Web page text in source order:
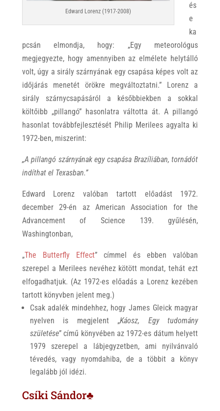
Edward Lorenz (1917-2008)
és
e
ka
pcsán elmondja, hogy: „Egy meteorológus
megjegyezte, hogy amennyiben az elmélete helytálló
volt, úgy a sirály szárnyának egy csapása képes volt az
időjárás menetét örökre megváltoztatni.” Lorenz a
sirály szárnycsapásáról a későbbiekben a sokkal
költőibb „pillangó” hasonlatra váltotta át. A pillangó
hasonlat továbbfejlesztését Philip Merilees agyalta ki
1972-ben, miszerint:
„A pillangó szárnyának egy csapása Brazíliában, tornádót
indíthat el Texasban.”
Edward Lorenz valóban tartott előadást 1972.
december 29-én az American Association for the
Advancement of Science 139. gyűlésén,
Washingtonban,
„The Butterfly Effect” címmel és ebben valóban
szerepel a Merilees nevéhez kötött mondat, tehát ezt
elfogadhatjuk. (Az 1972-es előadás a Lorenz kezében
tartott könyvben jelent meg.)
Csak adalék mindehhez, hogy James Gleick magyar
nyelven is megjelent „Káosz, Egy tudomány
születése” című könyvében az 1972-es dátum helyett
1979 szerepel a lábjegyzetben, ami nyilvánvaló
tévedés, vagy nyomdahiba, de a többit a könyv
legalább jól idézi.
Csíki Sándor♣